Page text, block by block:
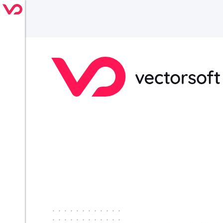
············
············